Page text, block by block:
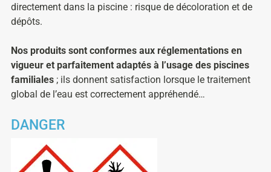
directement dans la piscine : risque de décoloration et de
dépôts.
Nos produits sont conformes aux réglementations en
vigueur et parfaitement adaptés à l’usage des piscines
familiales ; ils donnent satisfaction lorsque le traitement
global de l’eau est correctement appréhendé…
DANGER